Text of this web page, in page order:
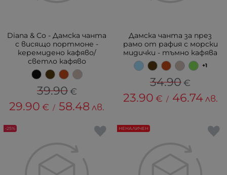
Diana & Co - Дамска чанта
с висящо портмоне -
керемидено кафяво/
светло кафяво
39.90 €
29.90 € / 58.48 лв.
Дамска чанта за през
рамо от рафия с морски
мидички - тъмно кафява
+1
34.90€
23.90 € / 46.74 лв.
-25% НЕНАЛИЧЕН